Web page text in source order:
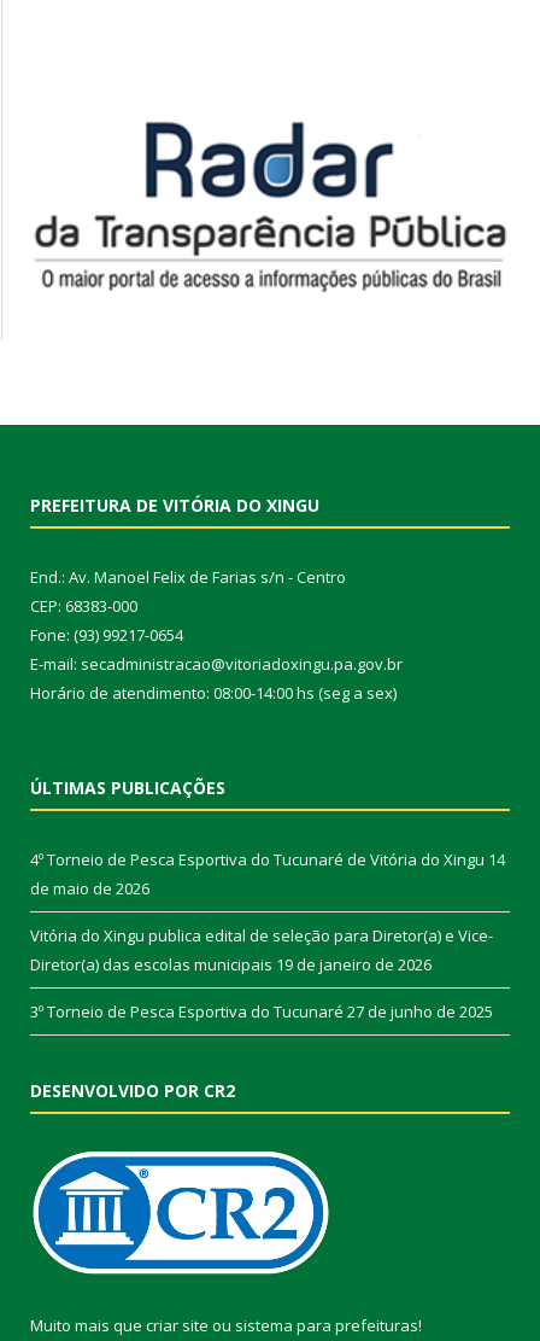
PREFEITURA DE VITÓRIA DO XINGU
End.: Av. Manoel Felix de Farias s/n - Centro
CEP: 68383-000
Fone: (93) 99217-0654
E-mail: secadministracao@vitoriadoxingu.pa.gov.br
Horário de atendimento: 08:00-14:00 hs (seg a sex)
ÚLTIMAS PUBLICAÇÕES
4º Torneio de Pesca Esportiva do Tucunaré de Vitória do Xingu 14
de maio de 2026
Vitória do Xingu publica edital de seleção para Diretor(a) e Vice-
Diretor(a) das escolas municipais 19 de janeiro de 2026
3º Torneio de Pesca Esportiva do Tucunaré 27 de junho de 2025
DESENVOLVIDO POR CR2
Muito mais que criar site ou sistema para prefeituras!